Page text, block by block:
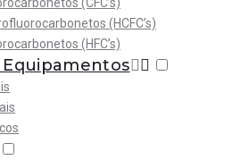
(HCFC’s)
(HFC’s)